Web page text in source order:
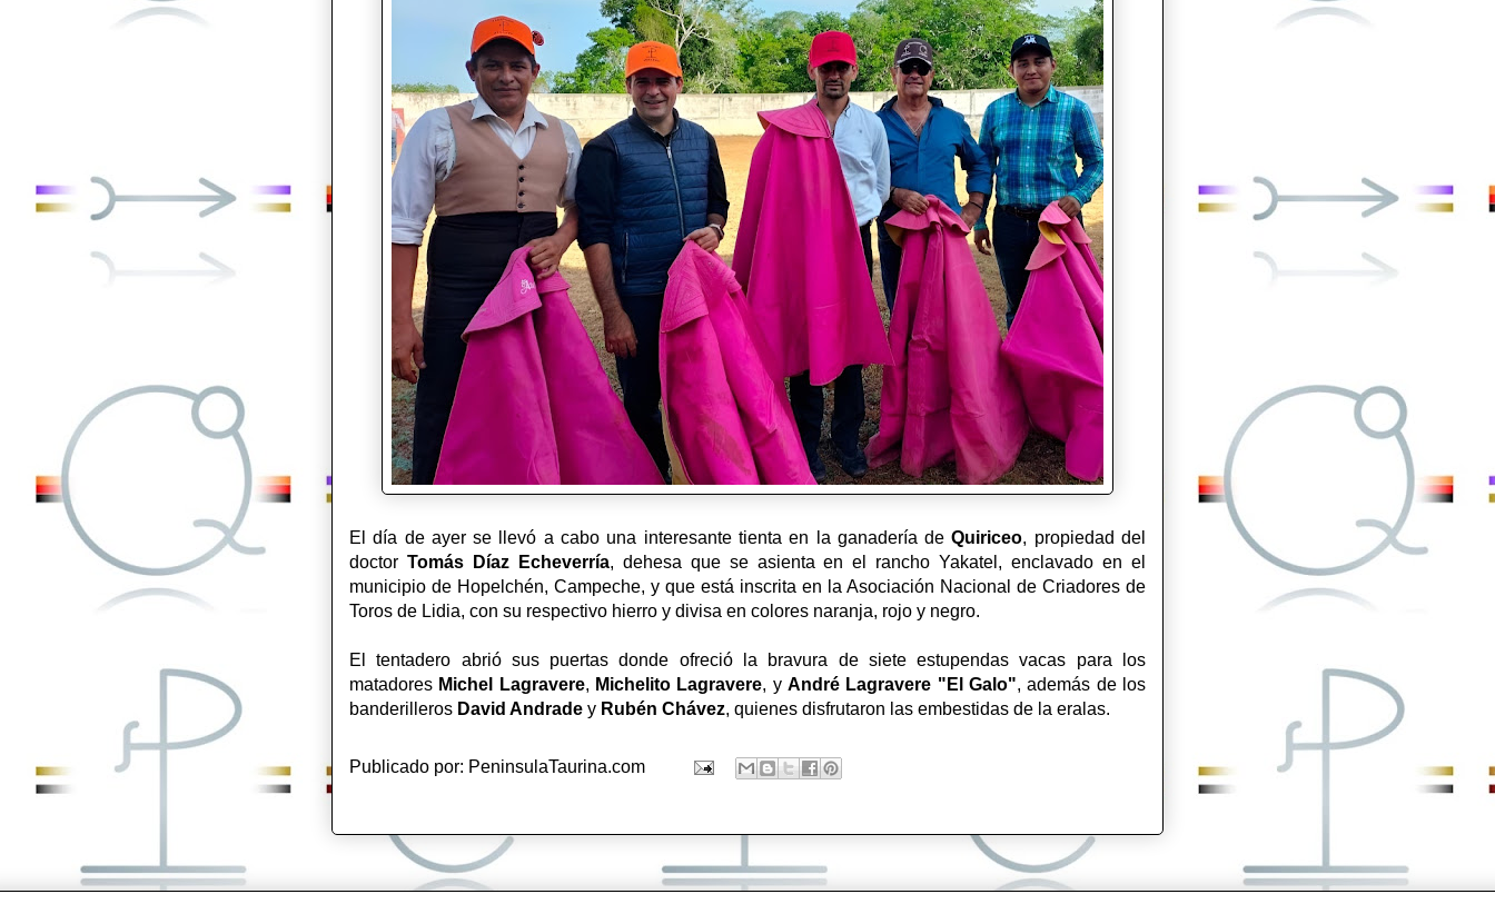
El día de ayer se llevó a cabo una interesante tienta en la ganadería deQuiriceo, propiedad del
doctor Tomás Díaz Echeverría, dehesa que se asienta en el rancho Yakatel, enclavado en el
municipio de Hopelchén, Campeche, y que está inscrita en la Asociación Nacional de Criadores de
Toros de Lidia, con su respectivo hierro y divisa en colores naranja, rojo y negro.
El tentadero abrió sus puertas donde ofreció la bravura de siete estupendas vacas para los
matadores Michel Lagravere, Michelito Lagravere, yAndré Lagravere "El Galo", además de los
banderilleros David Andrade y Rubén Chávez, quienes disfrutaron las embestidas de la eralas.
Publicado por: PeninsulaTaurina.com